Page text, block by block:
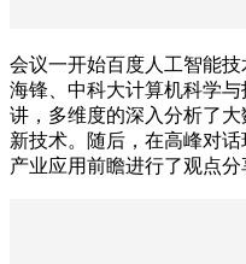
会议一开始百度人工智能
海锋、中科大计算机科学
讲，多维度的深入分析了
新技术。随后，在高峰对
产业应用前瞻进行了观点分